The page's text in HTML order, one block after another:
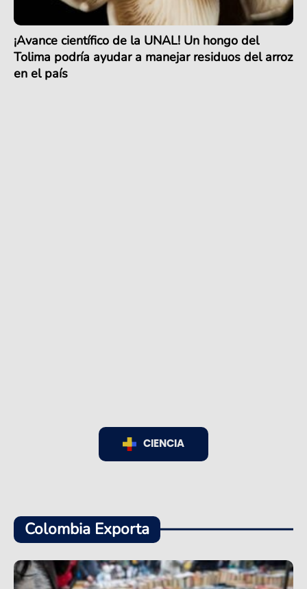
¡Avance científico de la UNAL! Un hongo del
Tolima podría ayudar a manejar residuos del arroz
en el país
CIENCIA
Colombia Exporta